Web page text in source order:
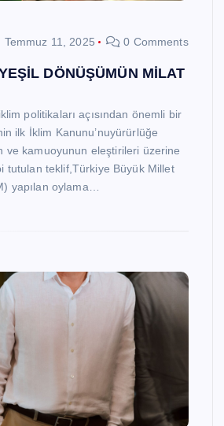
Temmuz 11, 2025 0 Comments
DÖNÜŞÜMÜN MİLAT
politikaları açısından önemli bir
ilk İklim Kanunu’nuyürürlüğe
ve kamuoyunun eleştirileri üzerine
tutulan teklif,Türkiye Büyük Millet
yapılan oylama…